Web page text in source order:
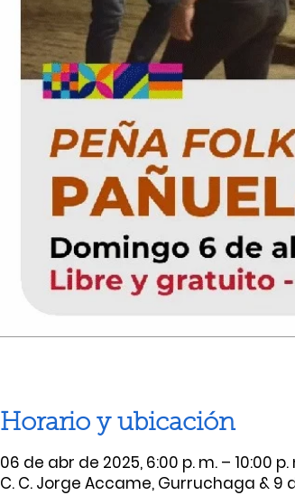
Horario y ubicación
06 de abr de 2025, 6:00 p. m. – 10:00 p.
C. C. Jorge Accame, Gurruchaga & 9